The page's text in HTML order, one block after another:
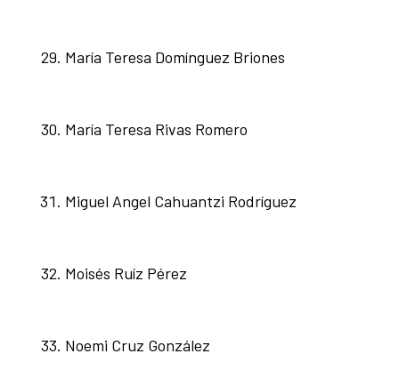
María Teresa Domínguez Briones
María Teresa Rivas Romero
Miguel Angel Cahuantzi Rodríguez
Moisés Ruíz Pérez
Noemi Cruz González